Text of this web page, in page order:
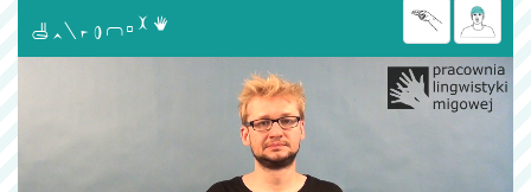
